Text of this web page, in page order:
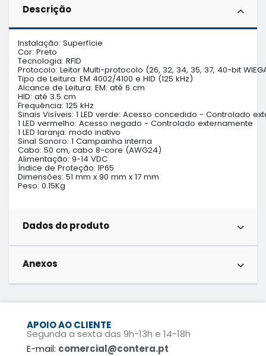
Descrição
Instalação: Superfície
Cor: Preto
Tecnologia: RFID
Protocolo: Leitor Multi-protocolo (26, 32, 34, 35, 37, 40-bit
Tipo de Leitura: EM 4002/4100 e HID (125 kHz)
Alcance de Leitura: EM: até 6 cm
HID: até 3.5 cm
Frequência: 125 kHz
Sinais Visíveis: 1 LED verde: Acesso concedido - Controlado
1 LED vermelho: Acesso negado - Controlado externamente
1 LED laranja: modo inativo
Sinal Sonoro: 1 Campainha interna
Cabo: 50 cm, cabo 8-core (AWG24)
Alimentação: 9-14 VDC
Índice de Proteção: IP65
Dimensões: 51 mm x 90 mm x 17 mm
Peso: 0.15Kg
Dados do produto
Anexos
APOIO AO CLIENTE
Segunda a sexta das 9h-13h e 14-18h
E-mail: comercial@contera.pt